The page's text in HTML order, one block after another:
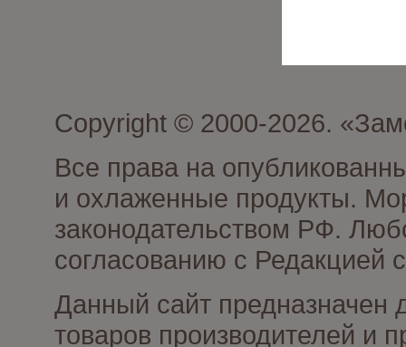
Copyright © 2000-2026.
Все права на
и охлаженные продукты.
законодательством РФ.
согласованию с Редакцией
Данный сайт предназначен
товаров производителей и